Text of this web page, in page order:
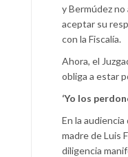
y Bermúdez no
aceptar su
con la Fiscalía.
Ahora, el
obliga a estar
‘Yo los
En la
madre de Luis
diligencia